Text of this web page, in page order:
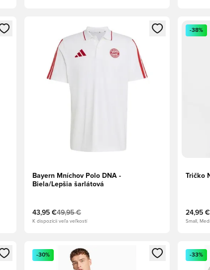
ako člen
Otvorí modál na prihlásenie alebo registráciu ako člen
Bayern Mníchov Polo DNA -
Biela/Lepšia šarlátová
43,95 €49,95 €
K dispozícii veľa veľkostí
Otvorí
-38%
Tričko
24,95 €
Small,
ako člen
Otvorí modál na prihlásenie alebo registráciu ako člen
-30%
Otvorí
-33%